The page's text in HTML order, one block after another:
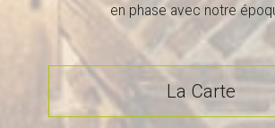
en phase avec notre
La Carte